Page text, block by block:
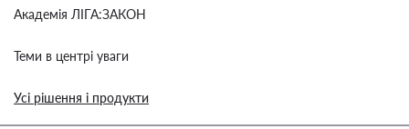
Академія ЛІГА:ЗАКОН
Теми в центрі уваги
Усі рішення і продукти